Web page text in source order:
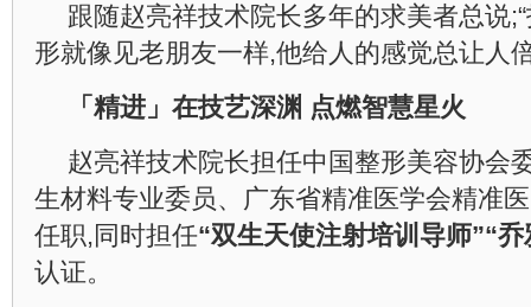
跟随赵亮祥技术院长多年的求美者总说
形就像见老朋友一样,他给人的感觉总让人
「精进」在技艺深渊 点燃智慧星火
赵亮祥技术院长担任中国整形美容协会
生材料专业委员、广东省精准医学会精准
任职,同时担任“双生天使注射培训导师”“
认证。